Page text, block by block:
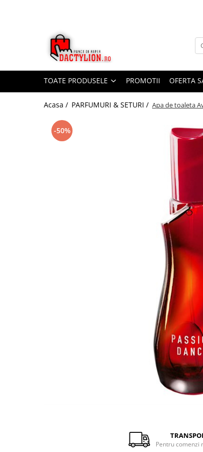
TOATE PRODUSELE PROMOTII OFERTA
Acasa / PARFUMURI & SETURI / Apa de toaleta
-50%
Pentru comenzi